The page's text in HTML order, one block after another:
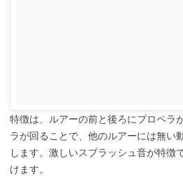
特徴は、ルアーの前と後ろにプロペラ
ラが回ることで、他のルアーには無い
します。激しいスプラッシュ音が特徴
けます。